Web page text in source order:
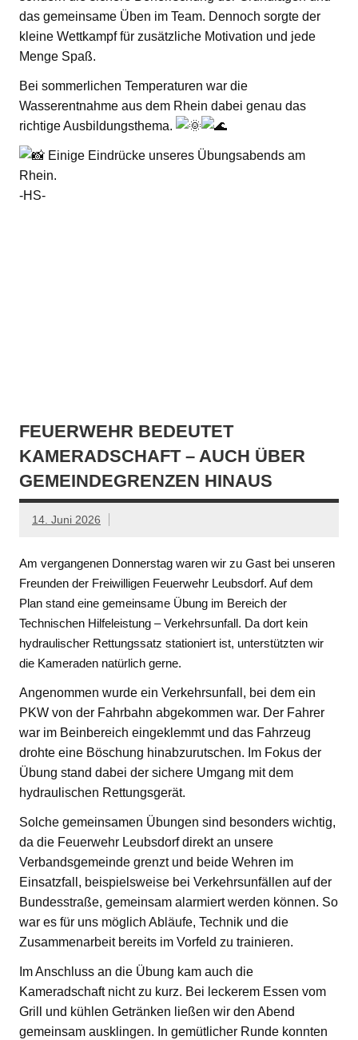
das gemeinsame Üben im Team. Dennoch sorgte der
kleine Wettkampf für zusätzliche Motivation und jede
Menge Spaß.
Bei sommerlichen Temperaturen war die
Wasserentnahme aus dem Rhein dabei genau das
richtige Ausbildungsthema.
Einige Eindrücke unseres Übungsabends am
Rhein.
-HS-
FEUERWEHR BEDEUTET
KAMERADSCHAFT – AUCH ÜBER
GEMEINDEGRENZEN HINAUS
14. Juni 2026
Am vergangenen Donnerstag waren wir zu Gast bei unseren
Freunden der Freiwilligen Feuerwehr Leubsdorf. Auf dem
Plan stand eine gemeinsame Übung im Bereich der
Technischen Hilfeleistung – Verkehrsunfall. Da dort kein
hydraulischer Rettungssatz stationiert ist, unterstützten wir
die Kameraden natürlich gerne.
Angenommen wurde ein Verkehrsunfall, bei dem ein
PKW von der Fahrbahn abgekommen war. Der Fahrer
war im Beinbereich eingeklemmt und das Fahrzeug
drohte eine Böschung hinabzurutschen. Im Fokus der
Übung stand dabei der sichere Umgang mit dem
hydraulischen Rettungsgerät.
Solche gemeinsamen Übungen sind besonders wichtig,
da die Feuerwehr Leubsdorf direkt an unsere
Verbandsgemeinde grenzt und beide Wehren im
Einsatzfall, beispielsweise bei Verkehrsunfällen auf der
Bundesstraße, gemeinsam alarmiert werden können. So
war es für uns möglich Abläufe, Technik und die
Zusammenarbeit bereits im Vorfeld zu trainieren.
Im Anschluss an die Übung kam auch die
Kameradschaft nicht zu kurz. Bei leckerem Essen vom
Grill und kühlen Getränken ließen wir den Abend
gemeinsam ausklingen. In gemütlicher Runde konnten